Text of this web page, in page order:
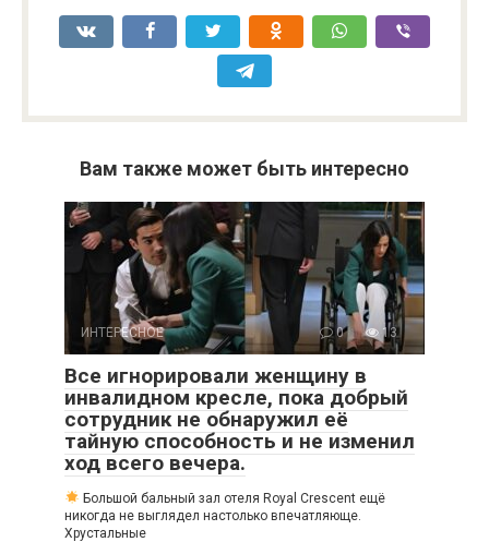
Вам также может быть интересно
ИНТЕРЕСНОЕ 0 13
Все игнорировали женщину в
инвалидном кресле, пока добрый
сотрудник не обнаружил её
тайную способность и не изменил
ход всего вечера.
Большой бальный зал отеля Royal Crescent ещё
никогда не выглядел настолько впечатляюще.
Хрустальные